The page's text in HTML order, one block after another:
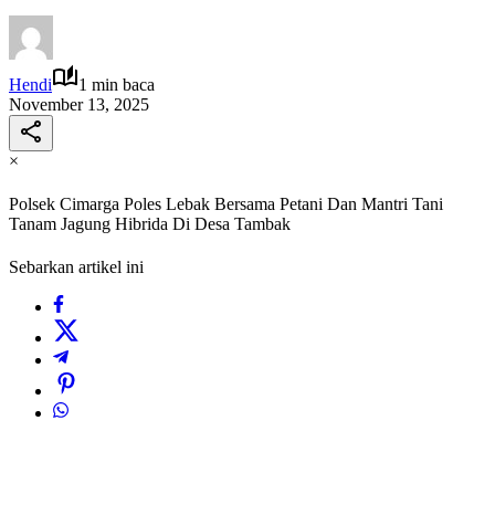
Hendi
1 min baca
November 13, 2025
×
Polsek Cimarga Poles Lebak Bersama Petani Dan Mantri Tani
Tanam Jagung Hibrida Di Desa Tambak
Sebarkan artikel ini